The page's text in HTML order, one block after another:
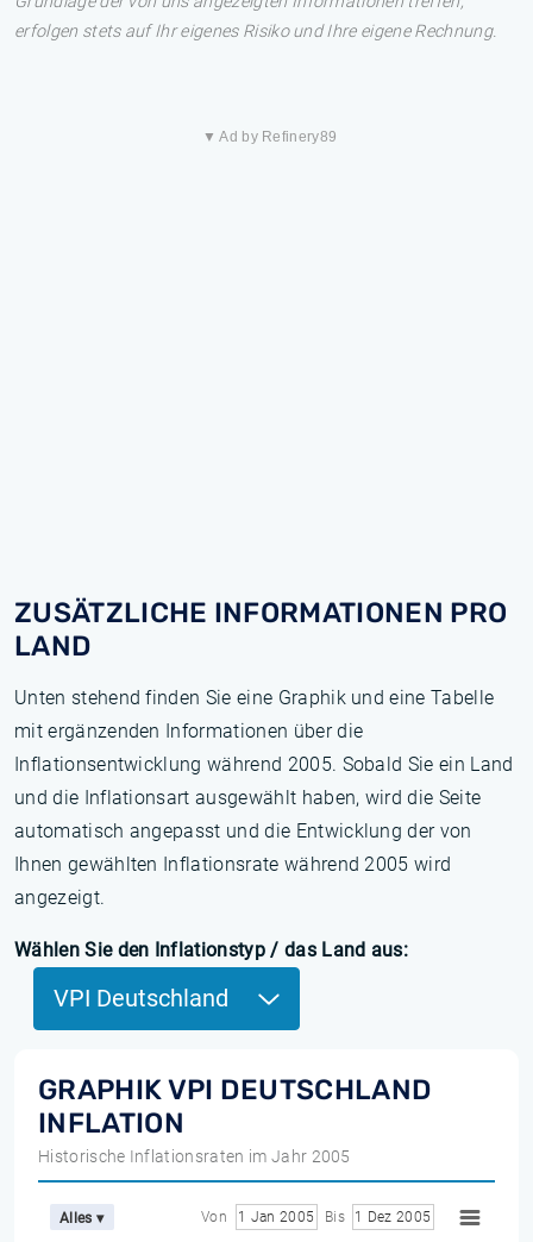
erfolgen stets auf Ihr eigenes Risiko und Ihre eigene Rechnung.
▼ Ad by Refinery89
ZUSÄTZLICHE INFORMATIONEN PRO
LAND
Unten stehend finden Sie eine Graphik und eine Tabelle
mit ergänzenden Informationen über die
Inflationsentwicklung während 2005. Sobald Sie ein Land
und die Inflationsart ausgewählt haben, wird die Seite
automatisch angepasst und die Entwicklung der von
Ihnen gewählten Inflationsrate während 2005 wird
angezeigt.
Wählen Sie den Inflationstyp / das Land aus:
VPI Deutschland
GRAPHIK VPI DEUTSCHLAND
INFLATION
Historische Inflationsraten im Jahr 2005
Alles ▾ Von 1 Jan 2005 Bis 1 Dez 2005